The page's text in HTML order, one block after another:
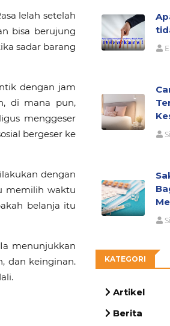
lelah setelah
bisa berujung
sadar barang
dengan jam
di mana pun,
menggeser
bergeser ke
dengan
memilih waktu
belanja itu
menunjukkan
dan keinginan.
KATEGORI
Artikel
Berita